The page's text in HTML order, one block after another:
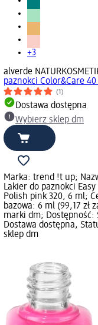
+3
alverde
paznokci Color&Care
(1)
Dostawa dostępna
Wybierz sklep dm
Marka: trend !t up;
Lakier do paznokci
Polish pink 320, 6 ml;
bazowa: 6 ml (99,17 zł
marki dm; Dostępność:
Dostawa dostępna,
sklep dm